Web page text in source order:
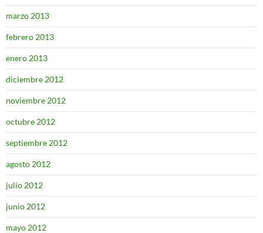
marzo 2013
febrero 2013
enero 2013
diciembre 2012
noviembre 2012
octubre 2012
septiembre 2012
agosto 2012
julio 2012
junio 2012
mayo 2012